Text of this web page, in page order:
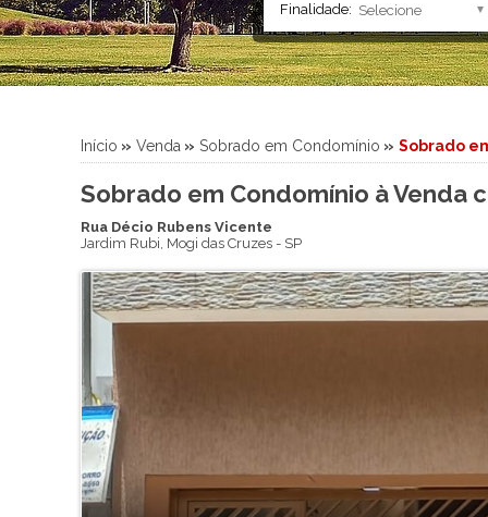
Salão
Sítio
Sobrado
Terreno em Condomínio
Finalidade:
Início » Venda » Sobrado em Condomínio » Sobrado
Sobrado em Condomínio à Venda
Rua Décio Rubens Vicente
Jardim Rubi, Mogi das Cruzes- SP